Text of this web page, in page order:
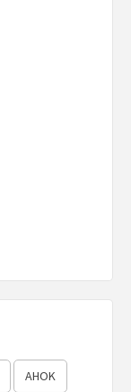
AHOK